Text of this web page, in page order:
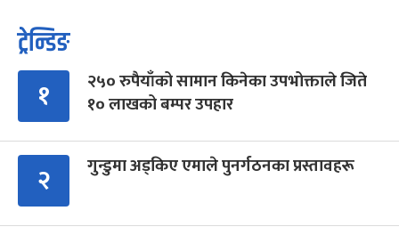
ट्रेन्डिङ
१
२५० रुपैयाँको सामान किनेका उपभोक्ताले जिते
१० लाखको बम्पर उपहार
२ गुन्डुमा अड्किए एमाले पुनर्गठनका प्रस्तावहरू